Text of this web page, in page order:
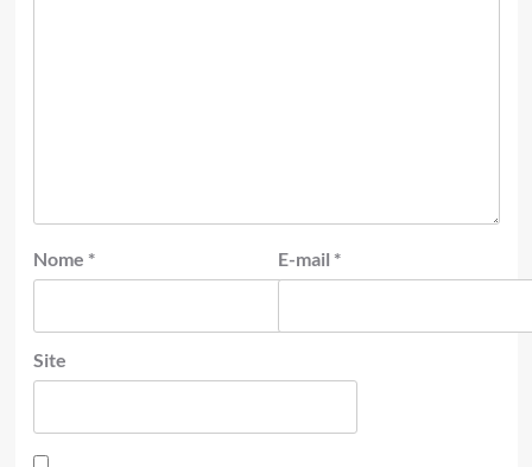
Nome * E-mail *
Site